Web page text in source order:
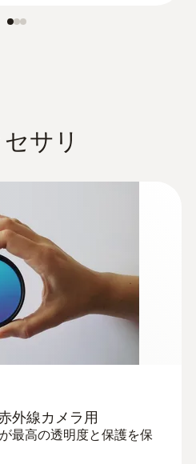
（オプション）
離10cm
可能なtesto IRSoftソフ
ると、PC上で熱画像の
成が可能です
プション）:交通機関や
所で、体の表面温度が
す機能です。公衆衛生
ん。
9 Hz
断熱性などエネルギー
ネルギー損失の記録と
単に行えます
リッジを非接触で証明
可視化
ことにより、建物内の
サリ
外線カメラ用
最高の透明度と保護を保